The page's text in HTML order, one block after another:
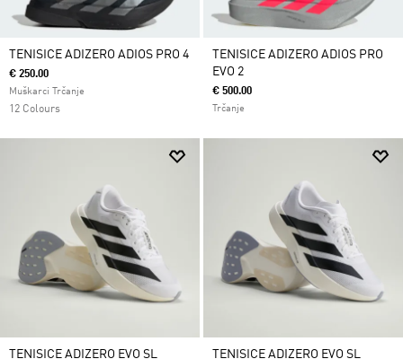
TENISICE ADIZERO ADIOS PRO 4
€ 250.00
Muškarci Trčanje
12 Colours
TENISICE ADIZERO ADIOS PRO
EVO 2
€ 500.00
Trčanje
TENISICE ADIZERO EVO SL TENISICE ADIZERO EVO SL